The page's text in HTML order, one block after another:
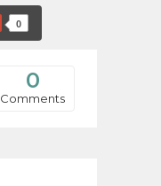
0
0
Comments